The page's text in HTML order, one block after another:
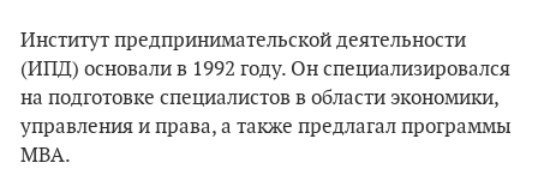
Институт предпринимательской деятельности
(ИПД) основали в 1992 году. Он специализировался
на подготовке специалистов в области экономики,
управления и права, а также предлагал программы
MBA.